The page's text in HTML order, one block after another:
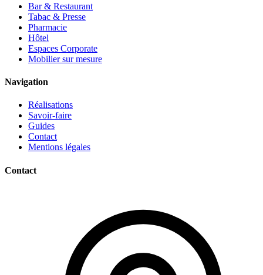
Bar & Restaurant
Tabac & Presse
Pharmacie
Hôtel
Espaces Corporate
Mobilier sur mesure
Navigation
Réalisations
Savoir-faire
Guides
Contact
Mentions légales
Contact